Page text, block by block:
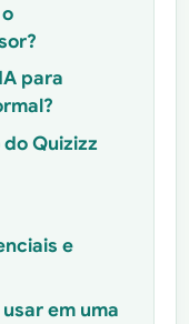
para
Quizizz
e
em uma